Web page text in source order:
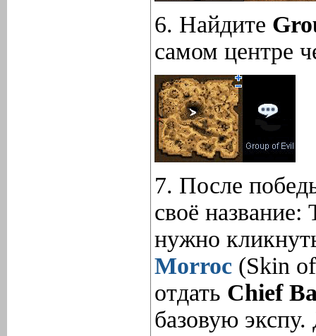
6. Найдите
самом центре
7. После
своё
нужно
Morroc (Skin
отдать Chief
базовую